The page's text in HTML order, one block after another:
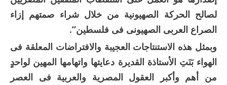
لصالح الحركة الصهيونية من خلال شراء صمتهم إزاء
الصراع العربى الصهيونى فى فلسطين”.
وبمثل هذه الاستنتاجات العجيبة والافتراضات المعلقة فى
الهواء بَنَتِ الأستاذة القديرة دعايتها واتهامها المهين لواحدٍ
من أهم وأكبر العقول المصرية والعربية فى العصر